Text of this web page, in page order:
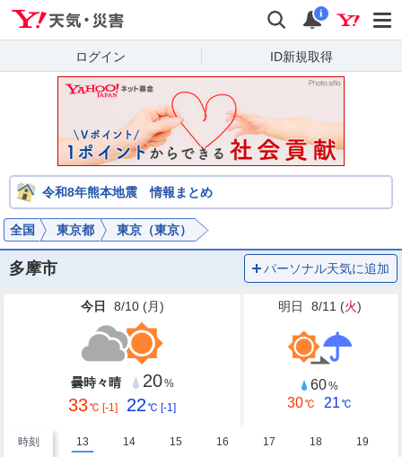
検索 通知
i
ログイン ID新規取得
令和8年熊本地震 情報まとめ
全国 東京都 東京（東京）
多摩市 パーソナル天気に追加
今日 8/10 (月)
曇時々晴 20%
33℃ [-1] 22 ℃ [-1]
明日 8/11 (火)
60%
30℃ 21 ℃
時刻 13 14 15 16 17 18
19